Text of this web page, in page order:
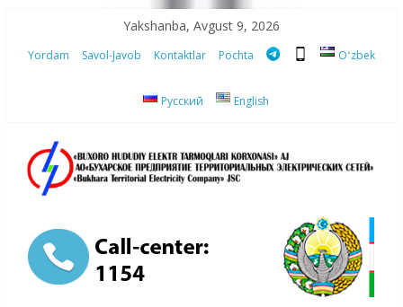
content
Yakshanba, Avgust 9, 2026
Yordam Savol-Javob Kontaktlar Pochta Oʻzbek
Русский English
“Buxoro
hududiy